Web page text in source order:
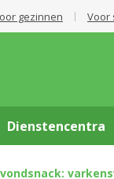
gezinnen Voor
Dienstencentra